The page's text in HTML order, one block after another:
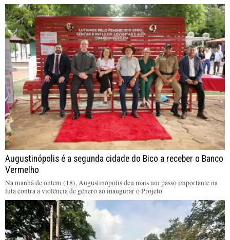
Augustinópolis é a segunda cidade do Bico a receber o Banco
Vermelho
Na manhã de ontem (18), Augustinópolis deu mais um passo importante na
luta contra a violência de gênero ao inaugurar o Projeto